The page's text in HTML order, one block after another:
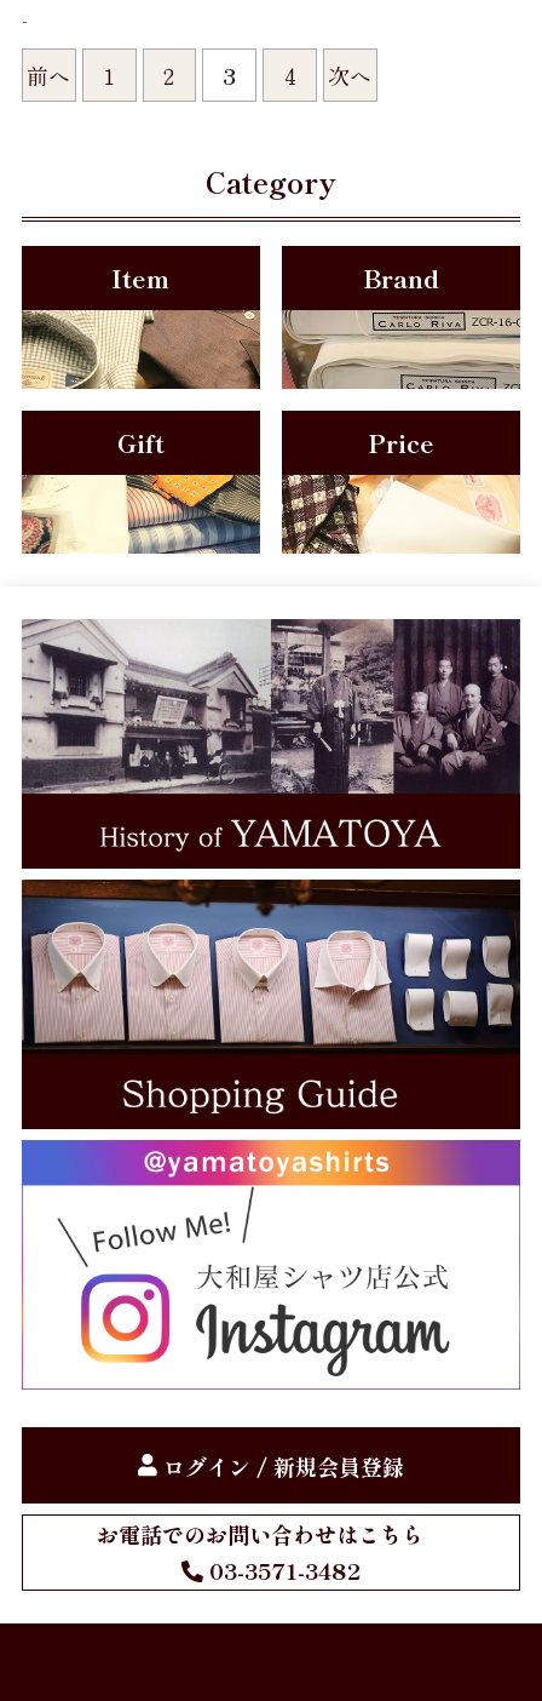
-
前へ
1 2 3 4 次へ
Category
Item Brand
Gift Price
ログイン / 新規会員登録
お電話でのお問い合わせはこちら
03-3571-3482